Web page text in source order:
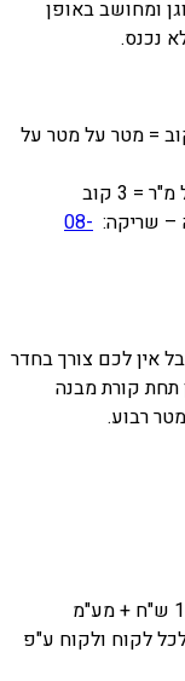
ומחושב באופן
נכנס.
מע"מ (קוב = מטר על מטר על
– שריקה: 08-
אין לכם צורך בחדר
תחת קורת מבנה
רבוע.
לקוח ולקוח ע"פ